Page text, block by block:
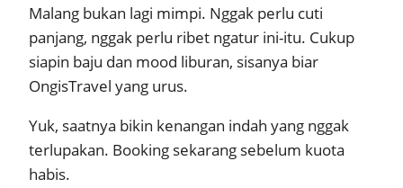
Malang bukan lagi mimpi. Nggak perlu cuti
panjang, nggak perlu ribet ngatur ini-itu. Cukup
siapin baju dan mood liburan, sisanya biar
OngisTravel yang urus.
Yuk, saatnya bikin kenangan indah yang nggak
terlupakan. Booking sekarang sebelum kuota
habis.